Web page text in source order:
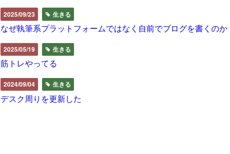
2025/09/23 生きる
なぜ執筆系プラットフォームではなく自前でブログを書くのか
2025/05/19 生きる
筋トレやってる
2024/09/04 生きる
デスク周りを更新した